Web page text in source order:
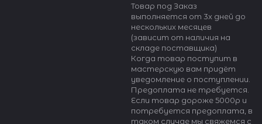
Товар под Заказ
выполняется от 3х дней до
нескольких месяцев
(зависит от наличия на
складе поставщика)
Когда товар поступит в
мастерскую вам придёт
уведомление о поступлении.
Предоплата не требуется.
Если товар дороже 5000р и
потребуется предоплата, в
таком случае мы свяжемся с